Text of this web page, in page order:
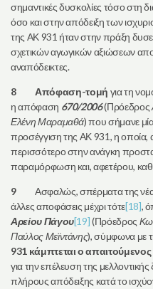
σημαντικές δυσκολίες τόσο στη
όσο και στην απόδειξη των
της ΑΚ 931 ήταν στην πράξη
σχετικών αγωγικών αξιώσεων
αναπόδεικτες.
8 Απόφαση-τομή για τη
η απόφαση 670/2006(Πρόεδρος
Ελένη Μαραμαθά) που σήμανε
προσέγγιση της ΑΚ 931, η οποία,
περισσότερο στην ανάγκη
παραμόρφωση και, αφετέρου,
9Ασφαλώς, σπέρματα της
άλλες αποφάσεις μέχρι τότε[18],
Αρείου Πάγου[19](Πρόεδρος
Παύλος Μεϊντάνης), σύμφωνα με
931 κάμπτεται ο
για την επέλευση της μελλοντικής
πλήρους απόδειξης κατά το